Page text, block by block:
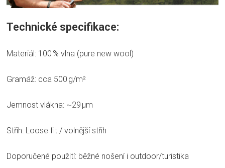
Technické specifikace:
Materiál: 100 % vlna (pure new wool)
Gramáž: cca 500 g/m²
Jemnost vlákna: ~29 µm
Střih: Loose fit / volnější střih
Doporučené použití: běžné nošení i outdoor/turistika